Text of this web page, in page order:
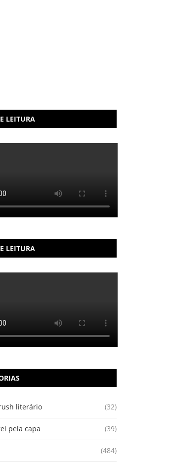
LEITURA
LEITURA
literário (32)
pela capa (39)
(484)